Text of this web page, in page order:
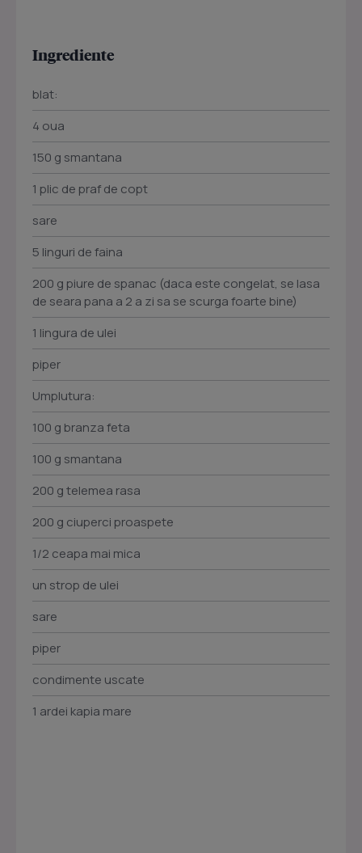
Ingrediente
blat:
4 oua
150 g smantana
1 plic de praf de copt
sare
5 linguri de faina
200 g piure de spanac (daca este congelat, se lasa
de seara pana a 2 a zi sa se scurga foarte bine)
1 lingura de ulei
piper
Umplutura:
100 g branza feta
100 g smantana
200 g telemea rasa
200 g ciuperci proaspete
1/2 ceapa mai mica
un strop de ulei
sare
piper
condimente uscate
1 ardei kapia mare